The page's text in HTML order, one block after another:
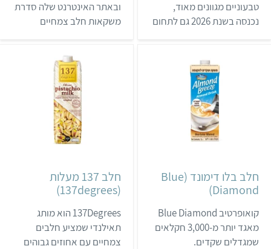
טבעוניים מגוונים מאוד,
נכנסה בשנת 2026 גם לתחום
בריסטה שמיועדים להקצפה
לקפה. הם נמכרים לרוב
בחנויות טבע ובסופרים
ובאתר האינטרנט שלה סדרת
משקאות חלב צמחיים
נמכרים כמקובל באריזה של
ליטר, והם גם מסומנים בתו
של ויגן פרנדלי.
חלב בלו דימונד (Blue
Diamond)
קואופרטיב Blue Diamond
מאגד יותר מ-3,000 חקלאים
שמגדלים שקדים.
חלב 137 מעלות
(137degrees)
137Degrees הוא מותג
תאילנדי שמציע חלבים
צמחיים עם אחוזים גבוהים